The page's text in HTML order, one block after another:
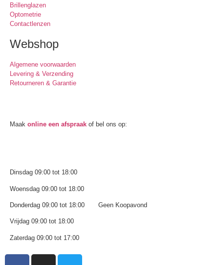
Brillenglazen
Optometrie
Contactlenzen
Webshop
Algemene voorwaarden
Levering & Verzending
Retourneren & Garantie
Maak online een afspraak of bel ons op:
Dinsdag 09:00 tot 18:00
Woensdag 09:00 tot 18:00
Donderdag 09:00 tot 18:00 Geen Koopavond
Vrijdag 09:00 tot 18:00
Zaterdag 09:00 tot 17:00